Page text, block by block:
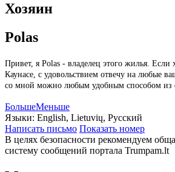
Хозяин
Polas
Привет, я Polas - владелец этого жилья. Если
Каунасе, с удовольствием отвечу на любые
со мной можно любым удобным способом из
БольшеМеньше
Языки: English, Lietuvių, Русский
Написать письмо Показать номер
В целях безопасности рекомендуем
систему сообщений портала Trumpam.lt